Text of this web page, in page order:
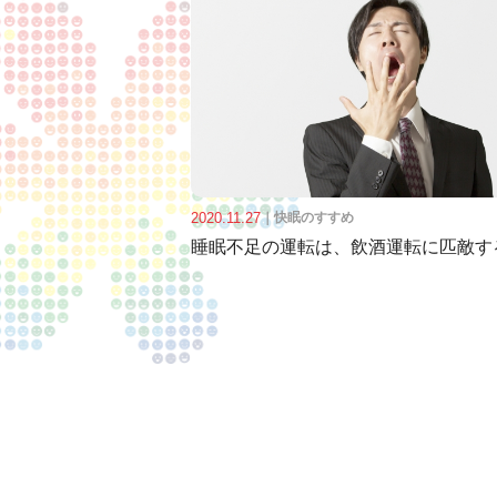
2020.11.27｜ 快眠のすすめ
睡眠不足の運転は、飲酒運転に匹敵す